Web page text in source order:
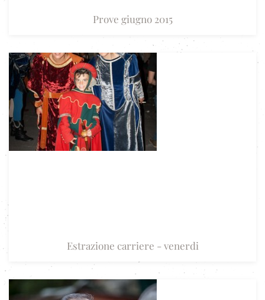
Prove giugno 2015
Estrazione carriere - venerdi